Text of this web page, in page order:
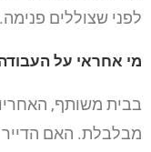
לפני שצוללים פנימה.
מי אחראי על
בבית משותף,
מבלבלת. האם הדייר